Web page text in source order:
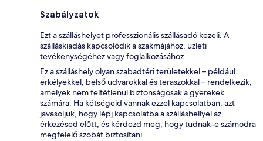
Szabályzatok
Ezt a szálláshelyet professzionális szállásadó kezeli. A
szálláskiadás kapcsolódik a szakmájához, üzleti
tevékenységéhez vagy foglalkozásához.
Ez a szálláshely olyan szabadtéri területekkel – például
erkélyekkel, belső udvarokkal és teraszokkal – rendelkezik,
amelyek nem feltétlenül biztonságosak a gyerekek
számára. Ha kétségeid vannak ezzel kapcsolatban, azt
javasoljuk, hogy lépj kapcsolatba a szálláshellyel az
érkezésed előtt, és kérdezd meg, hogy tudnak-e számodra
megfelelő szobát biztosítani.